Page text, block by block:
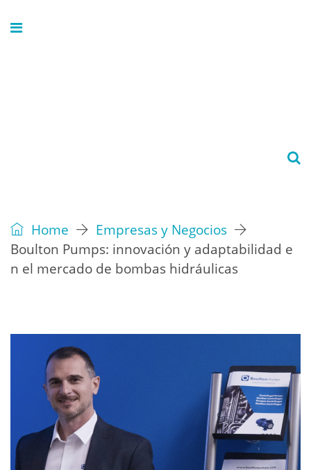
Home
Empresas y Negocios
Boulton Pumps: innovación y adaptabilidad e
n el mercado de bombas hidráulicas